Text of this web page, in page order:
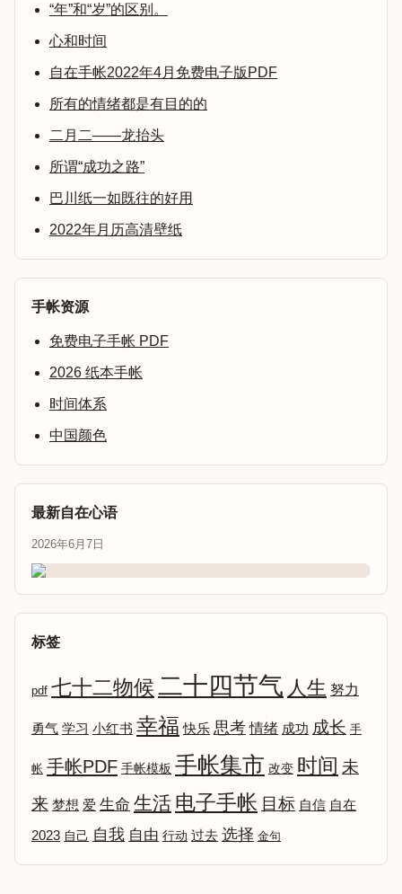
“年”和“岁”的区别。
心和时间
自在手帐2022年4月免费电子版PDF
所有的情绪都是有目的的
二月二——龙抬头
所谓“成功之路”
巴川纸一如既往的好用
2022年月历高清壁纸
手帐资源
免费电子手帐 PDF
2026 纸本手帐
时间体系
中国颜色
最新自在心语
2026年6月7日
标签
pdf 七十二物候二十四节气 人生 努力
勇气 学习 小红书 幸福 快乐 思考 情绪 成功 成长 手
帐 手帐PDF 手帐模板 手帐集市 改变 时间 未
来 梦想 爱 生命 生活 电子手帐 目标 自信 自在
2023 自己 自我 自由 行动 过去 选择 金句